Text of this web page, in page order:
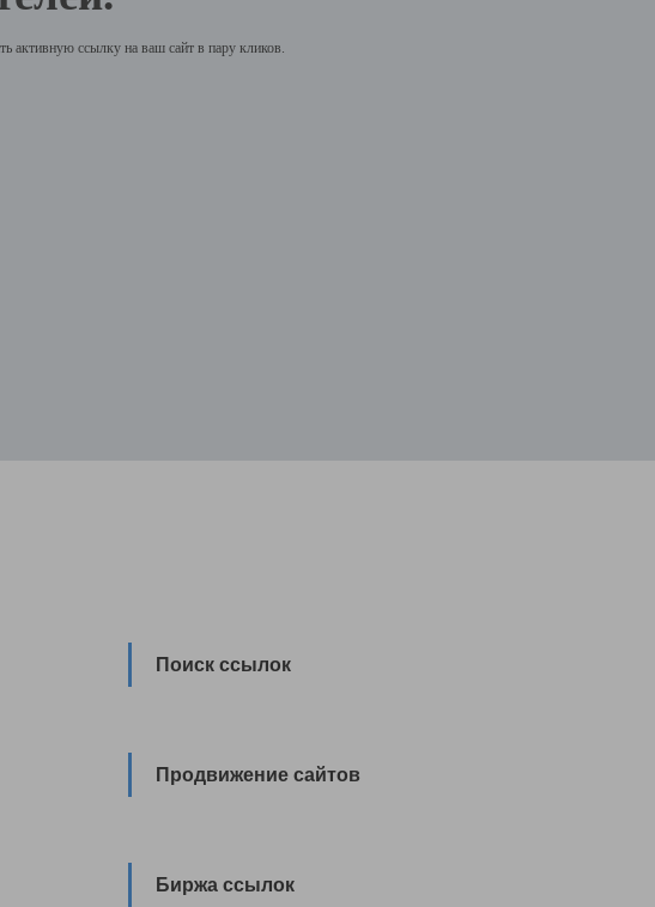
активную ссылку на ваш сайт в пару кликов.
Поиск ссылок
Продвижение сайтов
Биржа ссылок